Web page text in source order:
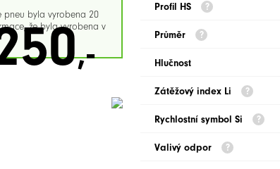
pneu byla vyrobena 20
že byla vyrobena v
,-
Profil HS
Průměr
Hlučnost
Zátěžový index Li
Rychlostní symbol Si
Valivý odpor